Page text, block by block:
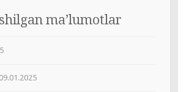
ma’lumotlar
09.01.2025